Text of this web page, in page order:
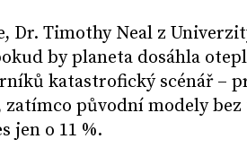
Dr. Timothy Neal z
by planeta dosáhla
katastrofický scénář –
zatímco původní modely
jen o 11 %.